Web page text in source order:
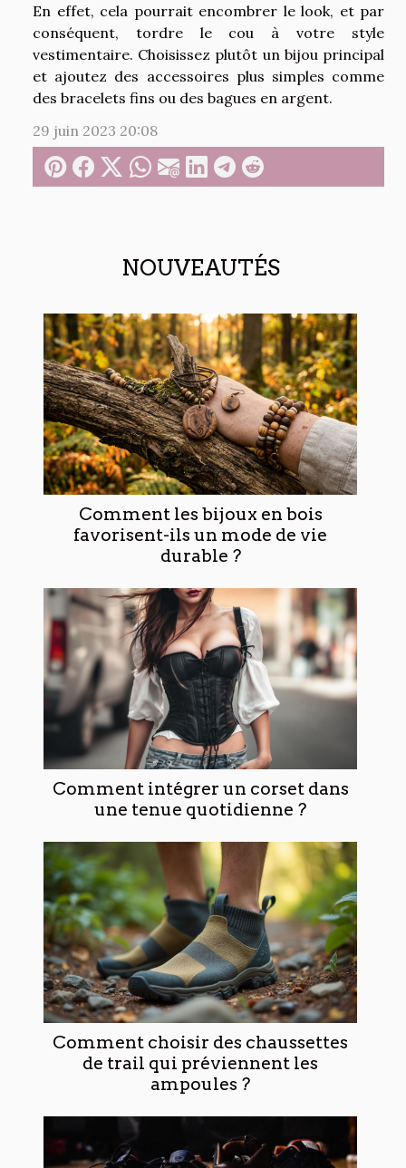
NOUVEAUTÉS
Comment les bijoux en bois
favorisent-ils un mode de vie
durable ?
Comment intégrer un corset dans
une tenue quotidienne ?
Comment choisir des chaussettes
de trail qui préviennent les
ampoules ?
En effet, cela pourrait encombrer le look, et par
conséquent, tordre le cou à votre style
vestimentaire. Choisissez plutôt un bijou principal
et ajoutez des accessoires plus simples comme
des bracelets fins ou des bagues en argent.
29 juin 2023 20:08